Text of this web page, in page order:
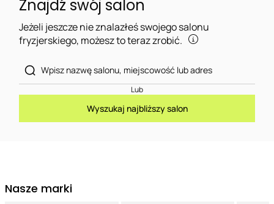
Znajdź swój salon
Jeżeli jeszcze nie znalazłeś swojego salonu
fryzjerskiego, możesz to teraz zrobić.
Lub
Wyszukaj najbliższy salon
Nasze marki